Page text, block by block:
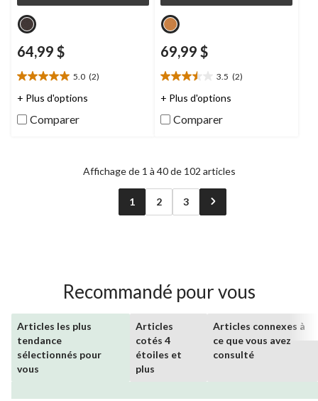
64,99 $
5.0 (2)
5.0
étoile(s)
5.
+ Plus d'options
Comparer
69,99 $
3.5 (2)
3.5
étoile(s)
5.
+ Plus d'options
Comparer
Affichage de 1 à 40 de 102 articles
1 2 3
Recommandé pour vous
Articles les plus
tendance
sélectionnés pour
vous
Articles
cotés 4
étoiles et
plus
Articles connexes à
ce que vous avez
consulté